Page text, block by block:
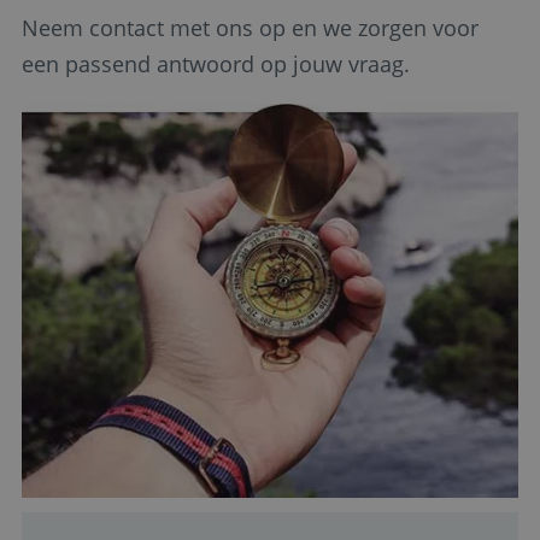
Neem contact met ons op en we zorgen voor
een passend antwoord op jouw vraag.
5 maanden 4
weken
Google Privacy Policy